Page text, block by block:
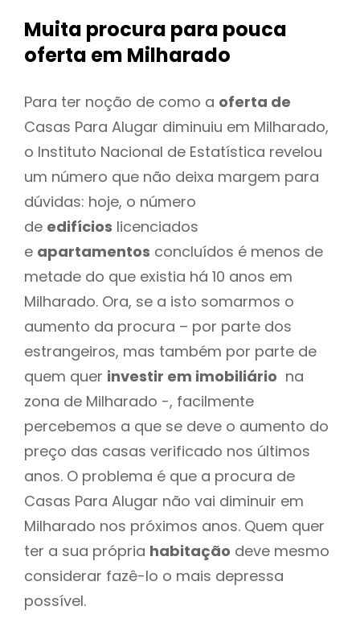
Muita procura para pouca
oferta em Milharado
Para ter noção de como a oferta de
Casas Para Alugar diminuiu em Milharado,
o Instituto Nacional de Estatística revelou
um número que não deixa margem para
dúvidas: hoje, o número
de edifícios licenciados
e apartamentos concluídos é menos de
metade do que existia há 10 anos em
Milharado. Ora, se a isto somarmos o
aumento da procura – por parte dos
estrangeiros, mas também por parte de
quem quer investir em imobiliário na
zona de Milharado -, facilmente
percebemos a que se deve o aumento do
preço das casas verificado nos últimos
anos. O problema é que a procura de
Casas Para Alugar não vai diminuir em
Milharado nos próximos anos. Quem quer
ter a sua própria habitação deve mesmo
considerar fazê-lo o mais depressa
possível.